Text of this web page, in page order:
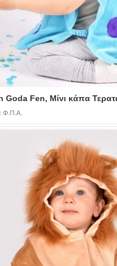
Goda Fen, Μίνι κάπα
Φ.Π.Α.